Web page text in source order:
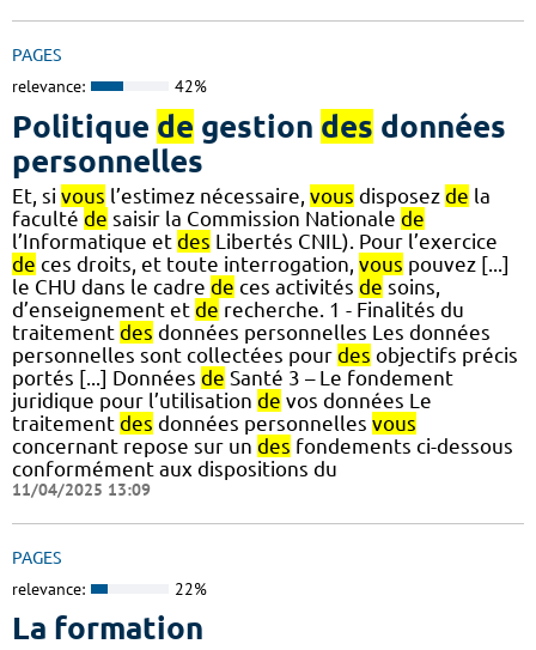
PAGES
relevance: 42%
Politique de gestion des données
personnelles
Et, si vous l’estimez nécessaire, vous disposez de la
faculté de saisir la Commission Nationale de
l’Informatique et des Libertés CNIL). Pour l’exercice
de ces droits, et toute interrogation, vous pouvez [...]
le CHU dans le cadre de ces activités de soins,
d’enseignement et de recherche. 1 - Finalités du
traitement des données personnelles Les données
personnelles sont collectées pour des objectifs précis
portés [...] Données de Santé 3 – Le fondement
juridique pour l’utilisation de vos données Le
traitement des données personnelles vous
concernant repose sur un des fondements ci-dessous
conformément aux dispositions du
11/04/2025 13:09
PAGES
relevance: 22%
La formation